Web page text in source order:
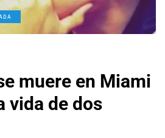
muere en Miami
vida de dos